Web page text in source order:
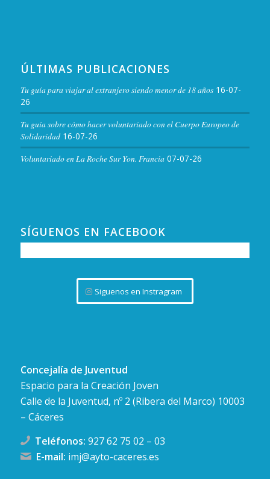
ÚLTIMAS PUBLICACIONES
Tu guía para viajar al extranjero siendo menor de 18 años 16-07-
26
Tu guía sobre cómo hacer voluntariado con el Cuerpo Europeo de
Solidaridad 16-07-26
Voluntariado en La Roche Sur Yon. Francia 07-07-26
SÍGUENOS EN FACEBOOK
Siguenos en Instragram
Concejalía de Juventud
Espacio para la Creación Joven
Calle de la Juventud, nº 2 (Ribera del Marco) 10003
– Cáceres
Teléfonos: 927 62 75 02 – 03
E-mail: imj@ayto-caceres.es